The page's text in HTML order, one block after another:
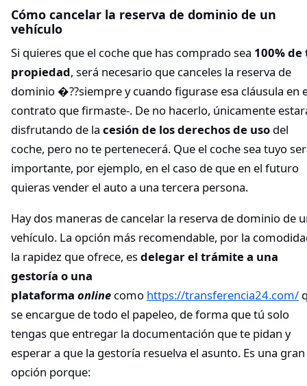
Cómo cancelar la reserva de dominio de un
vehículo
Si quieres que el coche que has comprado sea 100% de
propiedad, será necesario que canceles la reserva de
dominio �??siempre y cuando figurase esa cláusula en
contrato que firmaste-. De no hacerlo, únicamente
disfrutando de la cesión de los derechos de uso del
coche, pero no te pertenecerá. Que el coche sea tuyo
importante, por ejemplo, en el caso de que en el futuro
quieras vender el auto a una tercera persona.
Hay dos maneras de cancelar la reserva de dominio de
vehículo. La opción más recomendable, por la
la rapidez que ofrece, esdelegar el trámite a una
gestoría o una
plataforma online como https://transferencia24.com/
se encargue de todo el papeleo, de forma que tú solo
tengas que entregar la documentación que te pidan y
esperar a que la gestoría resuelva el asunto. Es una gran
opción porque: